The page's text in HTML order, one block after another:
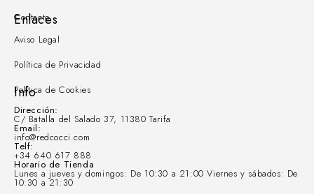
Contacto
Enlaces
Aviso Legal
Política de Privacidad
Política de Cookies
Info
Dirección:
C/ Batalla del Salado 37, 11380 Tarifa
Email:
info@redcocci.com
Telf:
+34 640 617 888
Horario de Tienda
Lunes a jueves y domingos: De 10:30 a 21:00 Viernes y sábados: De
10:30 a 21:30